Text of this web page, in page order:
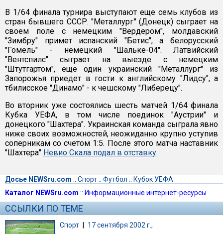
В 1/64 финала турнира выступают еще семь клубов из
стран бывшего СССР. "Металлург" (Донецк) сыграет на
своем поле с немецким "Вердером", молдавский
"Зимбру" примет испанский "Бетис", а белорусский
"Гомель" - немецкий "Шальке-04". Латвийский
"Вентспилс" сыграет на выезде с немецким
"Штутгартом", еще один украинский "Металлург" из
Запорожья приедет в гости к английскому "Лидсу", а
тбилисское "Динамо" - к чешскому "Либерецу".
Во вторник уже состоялись шесть матчей 1/64 финала
Кубка УЕФА, в том числе поединок "Аустрии" и
донецкого "Шахтера". Украинская команда сыграла явно
ниже своих возможностей, неожиданно крупно уступив
соперникам со счетом 1:5. После этого матча наставник
"Шахтера" Невио Скала подал в отставку.
Досье NEWSru.com :: Спорт:: Футбол :: Кубок УЕФА
Каталог NEWSru.com :: Информационные интернет-ресурсы
ССЫЛКИ ПО ТЕМЕ
Спорт | 17 сентября 2002 г.,